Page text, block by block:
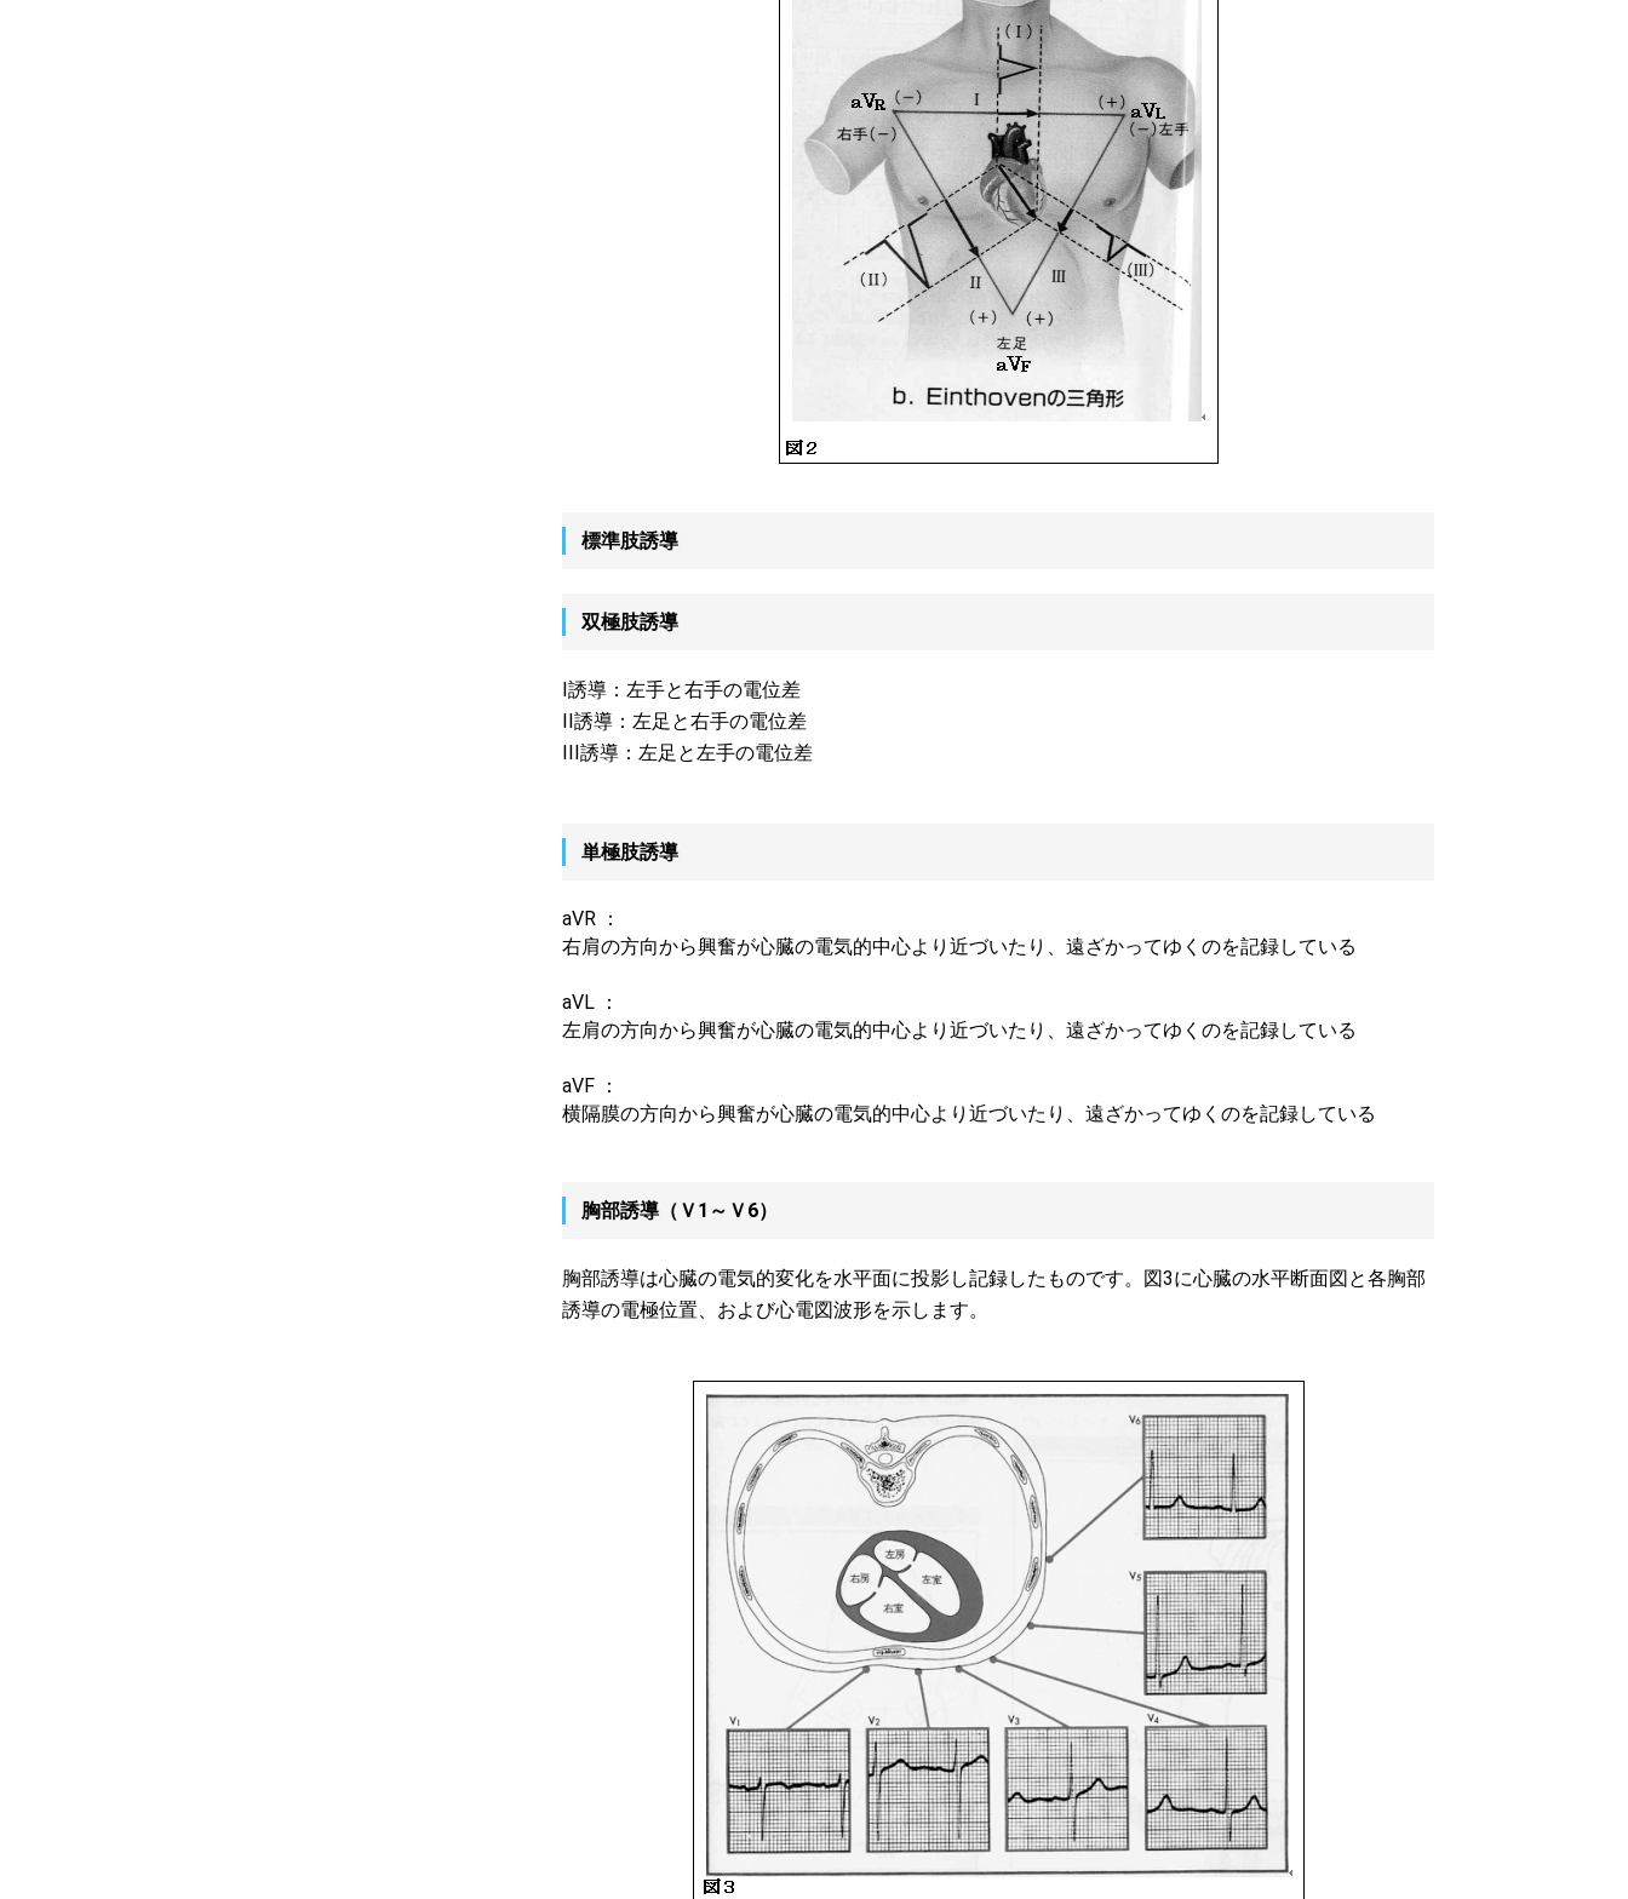
標準肢誘導
双極肢誘導
I誘導：左手と右手の電位差
II誘導：左足と右手の電位差
III誘導：左足と左手の電位差
単極肢誘導
aVR ：
右肩の方向から興奮が心臓の電気的中心より近づいたり、遠ざかってゆくのを記録している
aVL ：
左肩の方向から興奮が心臓の電気的中心より近づいたり、遠ざかってゆくのを記録している
aVF ：
横隔膜の方向から興奮が心臓の電気的中心より近づいたり、遠ざかってゆくのを記録している
胸部誘導（Ｖ1～Ｖ6）
胸部誘導は心臓の電気的変化を水平面に投影し記録したものです。図3に心臓の水平断面図と各胸部
誘導の電極位置、および心電図波形を示します。